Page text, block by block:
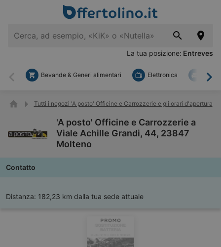
La tua posizione: Entreves
Indietro
Bevande & Generi alimentari Elettronica Fai
Tutti i negozi 'A posto' Officine e Carrozzerie e gli orari d'apertura
'A posto' Officine e Carrozzerie a
Viale Achille Grandi, 44, 23847
Molteno
Contatto
Distanza: 182,23 km dalla tua sede attuale